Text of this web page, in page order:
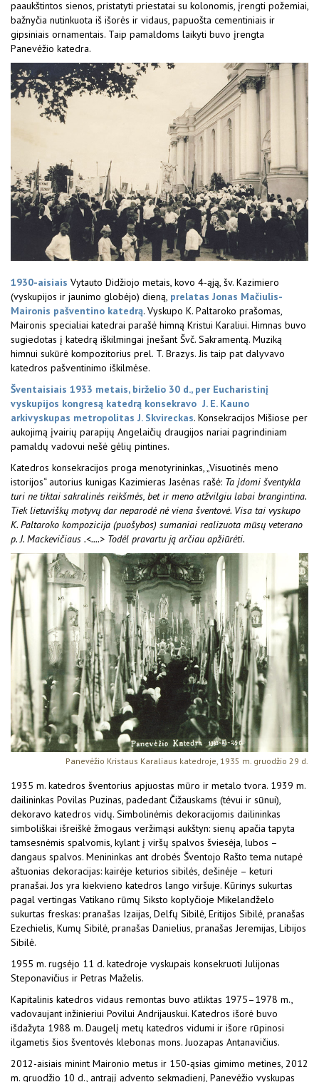
paaukštintos sienos, pristatyti priestatai su kolonomis, įrengti požemiai,
bažnyčia nutinkuota iš išorės ir vidaus, papuošta cementiniais ir
gipsiniais ornamentais. Taip pamaldoms laikyti buvo įrengta
Panevėžio katedra.
1930-aisiais Vytauto Didžiojo metais, kovo 4-ąją, šv. Kazi­miero
(vyskupijos ir jaunimo globėjo) dieną, prelatas Jonas Mačiulis-
Maironis pašventino katedrą. Vyskupo K. Paltaroko prašomas,
Maironis specialiai katedrai pa­rašė himną Kristui Karaliui. Himnas buvo
sugiedotas į katedrą iškilmingai įnešant Švč. Sakramentą. Muziką
himnui sukūrė kompozitorius prel. T. Brazys. Jis taip pat dalyvavo
katedros pašventinimo iškilmėse.
Šventaisiais 1933 metais, birželio 30 d., per Eucharistinį
vyskupijos kongresą katedrą konsekravo J. E. Kauno
arkivyskupas metropolitas J. Skvireckas. Konsekracijos Mišiose per
aukojimą įvairių parapijų Angelaičių draugijos nariai pagrindiniam
pamaldų vadovui nešė gėlių pintines.
Katedros konsekracijos proga menotyrininkas, „Visuotinės meno
istorijos“ autorius kunigas Kazimieras Jasėnas rašė: Ta įdomi šventykla
turi ne tiktai sakralinės reikšmės, bet ir meno atžvilgiu labai brangintina.
Tiek lietuviškų motyvų dar neparodė nė viena šventovė. Visa tai vyskupo
K. Paltaroko kompozicija (puošybos) sumaniai realizuota mūsų veterano
p. J. Mackevičiaus .<....> Todėl pra­vartu ją arčiau apžiūrėti.
Panevėžio Kristaus Karaliaus katedroje, 1935 m. gruodžio 29 d.
1935 m. katedros šventorius apjuostas mūro ir metalo tvora. 1939 m.
dailininkas Povilas Puzinas, padedant Čižauskams (tėvui ir sūnui),
dekoravo katedros vidų. Simbolinėmis dekoracijomis dailininkas
simboliškai išreiškė žmogaus veržimąsi aukštyn: sienų apačia tapyta
tamsesnėmis spalvomis, kylant į viršų spalvos šviesėja, lubos –
dangaus spalvos. Menininkas ant drobės Šventojo Rašto tema nutapė
aštuonias dekoracijas: kairėje keturios sibilės, dešinėje – keturi
pranašai. Jos yra kiekvieno katedros lango viršuje. Kūrinys sukurtas
pagal vertingas Vatikano rūmų Siksto koplyčioje Mikelandželo
sukurtas freskas: pranašas Izaijas, Delfų Sibilė, Eritijos Sibilė, pranašas
Ezechielis, Kumų Sibilė, pranašas Danielius, pranašas Jeremijas, Libijos
Sibilė.
1955 m. rugsėjo 11 d. katedroje vyskupais konsekruoti Julijonas
Steponavičius ir Petras Maželis.
Kapitalinis katedros vidaus remontas buvo atliktas 1975–1978 m.,
vadovaujant inžinieriui Povilui Andrijauskui. Katedros išorė buvo
išdažyta 1988 m. Daugelį metų katedros vidumi ir išore rūpinosi
ilgametis šios šventovės klebonas mons. Juozapas Antanavičius.
2012-aisiais minint Maironio metus ir 150-ąsias gimimo metines, 2012
m. gruodžio 10 d., antrąjį advento sekmadienį, Panevėžio vyskupas